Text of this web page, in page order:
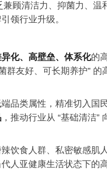
兼顾清洁力、抑菌力、温
领行业升级。
化、高壁垒、体系化的
群友好、可长期养护” 的
品类属性，精准切入国
，推动行业从 “基础清洁”
饮食人群、私密敏感肌
人亚健康生活状态下的